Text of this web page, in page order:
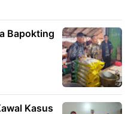
Bapokting
Kasus